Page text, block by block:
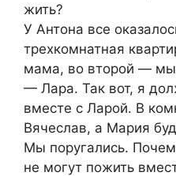
жить?
У Антона все
трехкомнатная
мама, во второй — мы
— Лара. Так вот, я
вместе с Ларой. В
Вячеслав, а Мария
Мы поругались.
не могут пожить